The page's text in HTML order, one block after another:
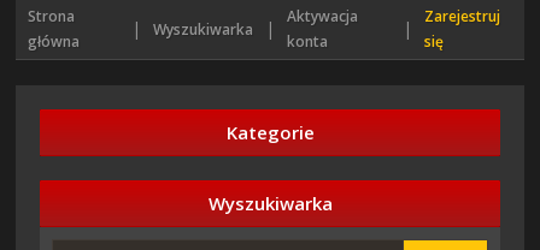
Strona
główna
| Wyszukiwarka |
Aktywacja
konta
|
Zarejestruj
się
Kategorie
Wyszukiwarka